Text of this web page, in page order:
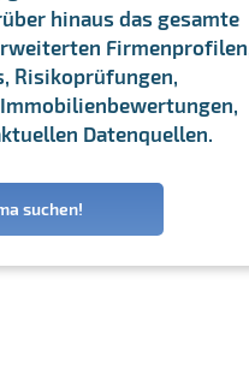
hinaus das gesamte
Risikoprüfungen,
Datenquellen.
suchen!